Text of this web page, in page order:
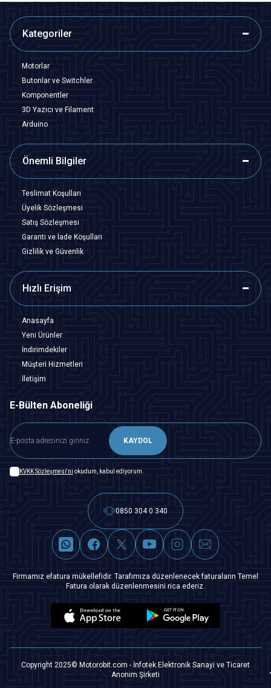
Kategoriler
Motorlar
Butonlar ve Switchler
Komponentler
3D Yazıcı ve Filament
Arduino
Önemli Bilgiler
Teslimat Koşulları
Üyelik Sözleşmesi
Satış Sözleşmesi
Garanti ve İade Koşulları
Gizlilik ve Güvenlik
Hızlı Erişim
Anasayfa
Yeni Ürünler
İndirimdekiler
Müşteri Hizmetleri
İletişim
E-Bülten Aboneliği
KAYDOL
KVKK Sözleşmesi'ni okudum, kabul ediyorum.
0850 304 0 340
Firmamız efatura mükellefidir. Tarafımıza düzenlenecek faturaların Temel
Fatura olarak düzenlenmesini rica ederiz.
Copyright 2025© Motorobit.com - İnfotek Elektronik Sanayi ve Ticaret
Anonim Şirketi